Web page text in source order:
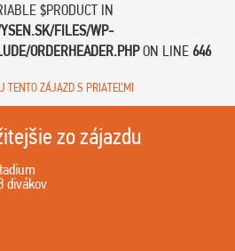
$PRODUCT IN
FILES/WP-
ORDERHEADER.PHPON LINE 646
TENTO ZÁJAZD S PRIATEĽMI
zo zájazdu
divákov